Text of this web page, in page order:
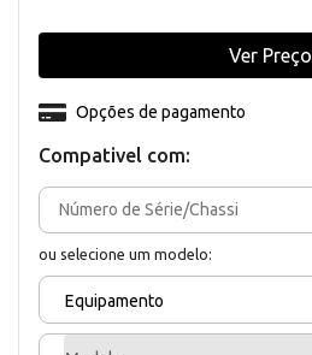
Compativel com:
ou selecione um modelo:
Equipamento
Opções de pagamento
Ver Preço